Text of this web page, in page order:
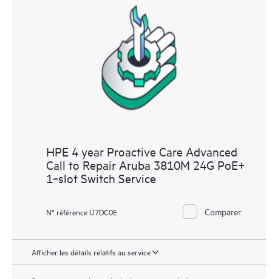
HPE 4 year Proactive Care Advanced
Call to Repair Aruba 3810M 24G PoE+
1‑slot Switch Service
N° référence U7DC0E Comparer
Afficher les détails relatifs au service